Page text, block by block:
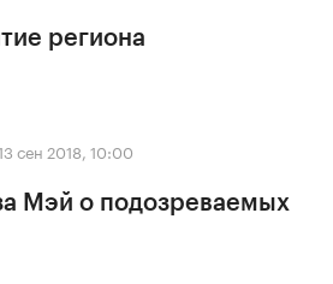
региона
сен 2018, 10:00
Мэй о подозреваемых